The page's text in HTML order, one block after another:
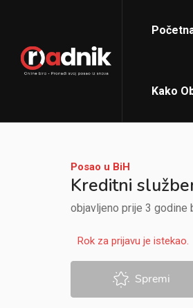
Kako
Posao u BiH
Kreditni
objavljeno prije 3 godine
Rok za prijavu je istekao.
Spremi